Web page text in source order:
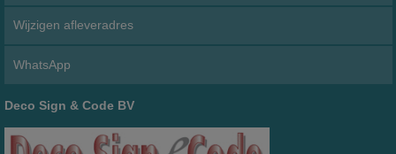
Wijzigen afleveradres
WhatsApp
Deco Sign & Code BV